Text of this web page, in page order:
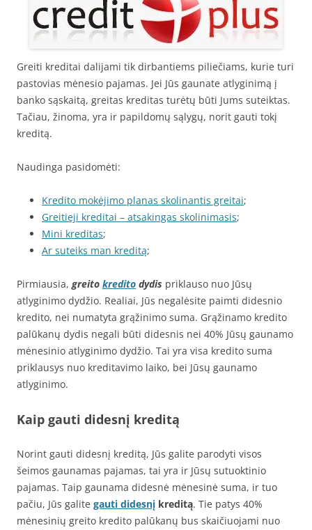
Greiti kreditai dalijami tik dirbantiems piliečiams, kurie turi
pastovias mėnesio pajamas. Jei Jūs gaunate atlyginimą į
banko sąskaitą, greitas kreditas turėtų būti Jums suteiktas.
Tačiau, žinoma, yra ir papildomų sąlygų, norit gauti tokį
kreditą.
Naudinga pasidomėti:
Kredito mokėjimo planas skolinantis greitai;
Greitieji kreditai – atsakingas skolinimasis;
Mini kreditas;
Ar suteiks man kreditą;
Pirmiausia, greito kredito dydis priklauso nuo Jūsų
atlyginimo dydžio. Realiai, Jūs negalėsite paimti didesnio
kredito, nei numatyta grąžinimo suma. Grąžinamo kredito
palūkanų dydis negali būti didesnis nei 40% Jūsų gaunamo
mėnesinio atlyginimo dydžio. Tai yra visa kredito suma
priklausys nuo kreditavimo laiko, bei Jūsų gaunamo
atlyginimo.
Kaip gauti didesnį kreditą
Norint gauti didesnį kreditą, Jūs galite parodyti visos
šeimos gaunamas pajamas, tai yra ir Jūsų sutuoktinio
pajamas. Taip gaunama didesnė mėnesinė suma, ir tuo
pačiu, Jūs galite gauti didesnį kreditą. Tie patys 40%
mėnesinių greito kredito palūkanų bus skaičiuojami nuo